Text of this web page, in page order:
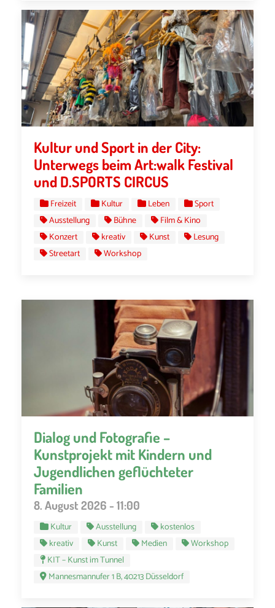
Kultur und Sport in der City:
Unterwegs beim Art:walk Festival
und D.SPORTS CIRCUS
Freizeit Kultur Leben
Sport
Ausstellung
Bühne
Film & Kino
Konzert
kreativ Kunst
Lesung
Streetart
Workshop
Dialog und Fotografie –
Kunstprojekt mit Kindern und
Jugendlichen geflüchteter
Familien
8. August 2026 - 11:00
Kultur Ausstellung
kostenlos
kreativ
Kunst Medien
Workshop
KIT – Kunst im Tunnel
Mannesmannufer 1 B, 40213 Düsseldorf